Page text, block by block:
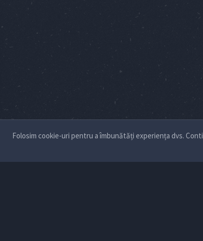
Folosim cookie-uri pentru a îmbunătăți experiența dvs.